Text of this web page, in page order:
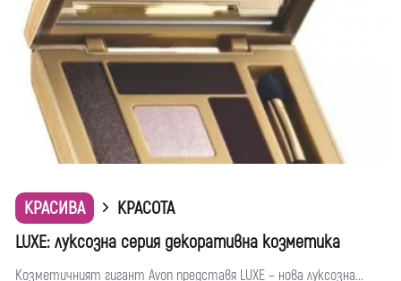
КРАСИВА
КРАСОТА
LUXE: луксозна серия декоративна козметика
Козметичният гигант Avon представя LUXE – нова луксозна...